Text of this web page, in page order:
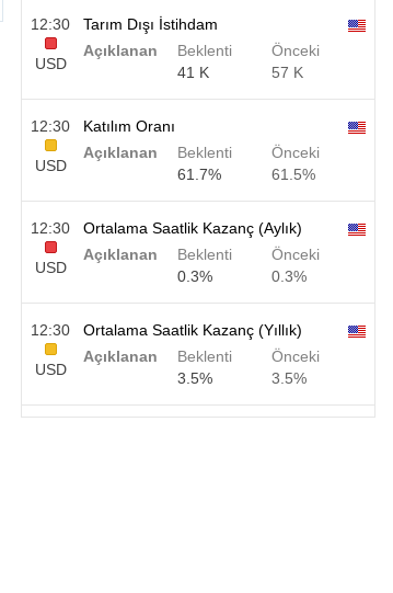
12:30
USD
Tarım Dışı İstihdam
Açıklanan
Beklenti
41 K
Önceki
57 K
12:30
USD
Katılım Oranı
Açıklanan
Beklenti
61.7%
Önceki
61.5%
12:30
USD
Ortalama Saatlik Kazanç (Aylık)
Açıklanan
Beklenti
0.3%
Önceki
0.3%
12:30
USD
Ortalama Saatlik Kazanç (Yıllık)
Açıklanan
Beklenti
3.5%
Önceki
3.5%